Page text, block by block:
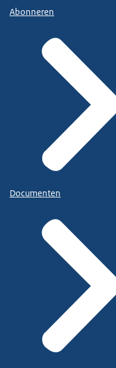
Abonneren
Documenten